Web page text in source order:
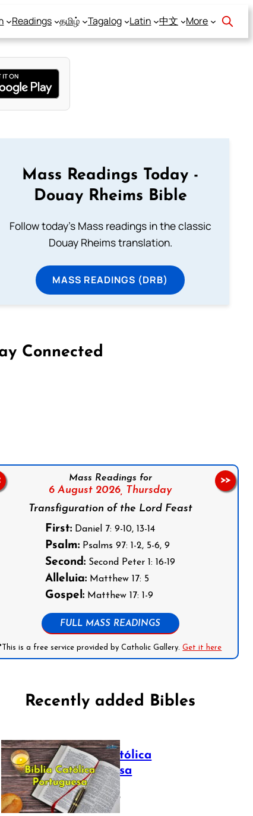
Readings தமிழ் Tagalog Latin 中文 More
Mass Readings Today -
Douay Rheims Bible
Follow today's Mass readings in the classic
Douay Rheims translation.
MASS READINGS (DRB)
Connected
Mass Readings for
6 August 2026, Thursday
Transfiguration of the Lord Feast
First: Daniel 7: 9-10, 13-14
Psalm: Psalms 97: 1-2, 5-6, 9
Second: Second Peter 1: 16-19
Alleluia: Matthew 17: 5
Gospel: Matthew 17: 1-9
FULL MASS READINGS
is a free service provided by Catholic Gallery.Get it here
>>
Recently added Bibles
Bíblia Católica
Portuguesa
July 16, 2025